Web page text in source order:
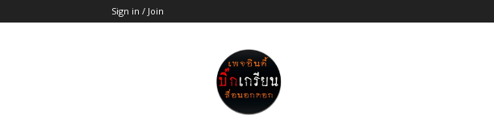
Sign in / Join
บิ๊ก
เกรียน